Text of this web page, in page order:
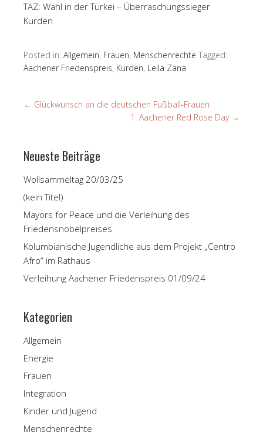
TAZ: Wahl in der Türkei – Überraschungssieger
Kurden
Posted in: Allgemein, Frauen, Menschenrechte Tagged:
Aachener Friedenspreis, Kurden, Leila Zana
← Glückwunsch an die deutschen Fußball-Frauen
1. Aachener Red Rose Day →
Neueste Beiträge
Wollsammeltag 20/03/25
(kein Titel)
Mayors for Peace und die Verleihung des
Friedensnobelpreises
Kolumbianische Jugendliche aus dem Projekt „Centro
Afro“ im Rathaus
Verleihung Aachener Friedenspreis 01/09/24
Kategorien
Allgemein
Energie
Frauen
Integration
Kinder und Jugend
Menschenrechte